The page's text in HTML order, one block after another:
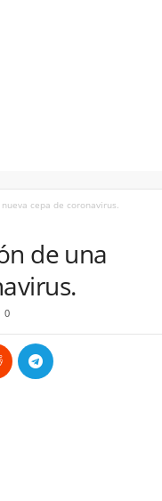
cepa de coronavirus.
de una
0